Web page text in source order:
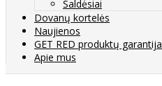
Saldėsiai
Dovanų kortelės
Naujienos
GET RED produktų garantija
Apie mus